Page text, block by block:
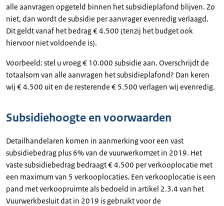
alle aanvragen opgeteld binnen het subsidieplafond blijven. Zo
niet, dan wordt de subsidie per aanvrager evenredig verlaagd.
Dit geldt vanaf het bedrag € 4.500 (tenzij het budget ook
hiervoor niet voldoende is).
Voorbeeld: stel u vroeg € 10.000 subsidie aan. Overschrijdt de
totaalsom van alle aanvragen het subsidieplafond? Dan keren
wij € 4.500 uit en de resterende € 5.500 verlagen wij evenredig.
Subsidiehoogte en voorwaarden
Detailhandelaren komen in aanmerking voor een vast
subsidiebedrag plus 6% van de vuurwerkomzet in 2019. Het
vaste subsidiebedrag bedraagt € 4.500 per verkooplocatie met
een maximum van 5 verkooplocaties. Een verkooplocatie is een
pand met verkoopruimte als bedoeld in artikel 2.3.4 van het
Vuurwerkbesluit dat in 2019 is gebruikt voor de